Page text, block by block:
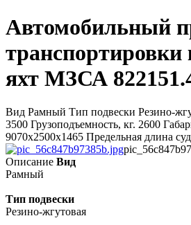
Автомобильный
транспортировки
яхт МЗСА
Вид Рамный Тип подвески Резино-
3500 Грузоподъемность, кг. 2600
9070x2500x1465 Предельная длина
Описание Вид
Рамный
Тип подвески
Резино-жгутовая